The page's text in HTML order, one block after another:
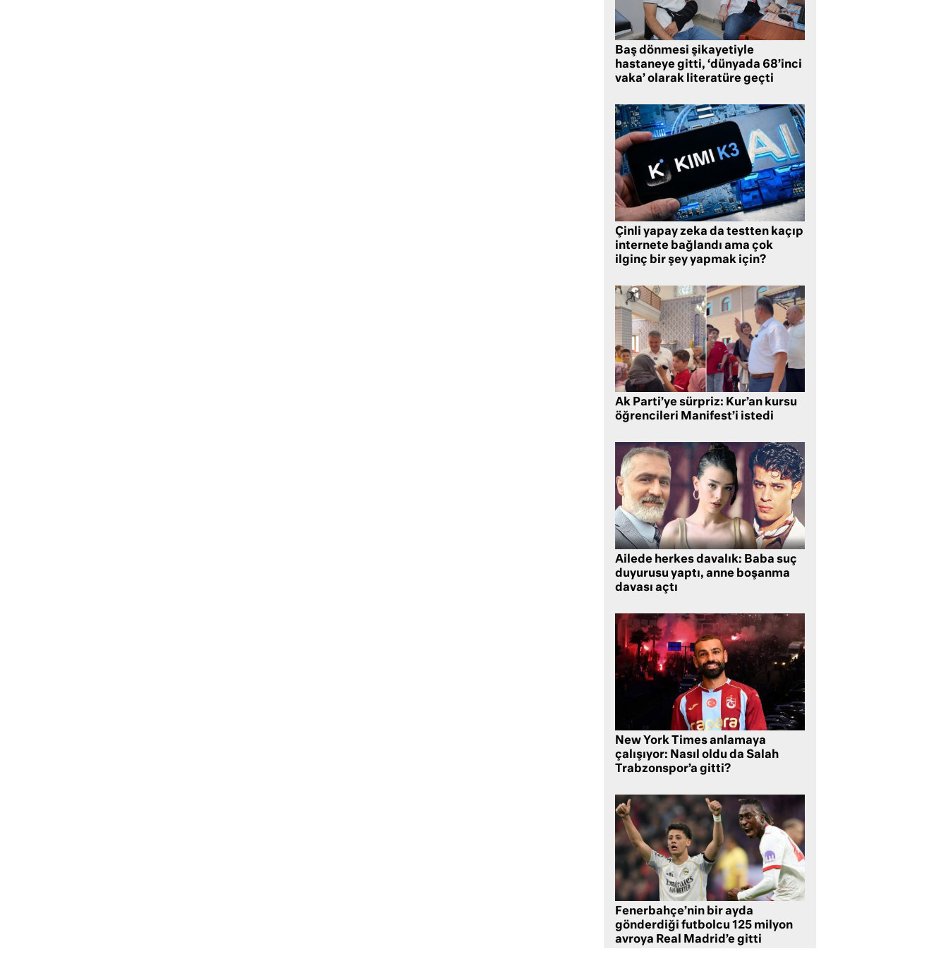
Baş dönmesi şikayetiyle
hastaneye gitti, ‘dünyada 68’inci
vaka’ olarak literatüre geçti
Çinli yapay zeka da testten kaçıp
internete bağlandı ama çok
ilginç bir şey yapmak için?
Ak Parti’ye sürpriz: Kur’an kursu
öğrencileri Manifest’i istedi
Ailede herkes davalık: Baba suç
duyurusu yaptı, anne boşanma
davası açtı
New York Times anlamaya
çalışıyor: Nasıl oldu da Salah
Trabzonspor’a gitti?
Fenerbahçe’nin bir ayda
gönderdiği futbolcu 125 milyon
avroya Real Madrid’e gitti